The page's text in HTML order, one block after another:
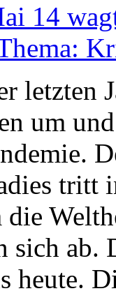
14
letzten
um
tritt
sich
heute.